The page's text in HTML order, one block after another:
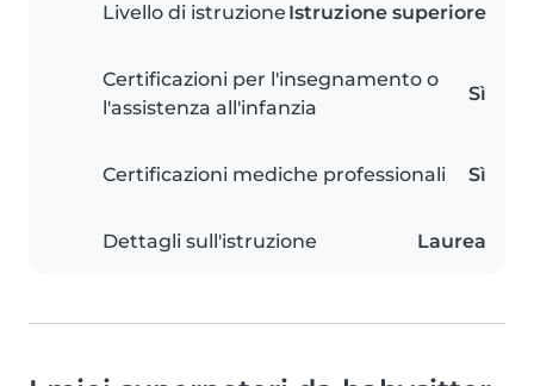
Livello di istruzione Istruzione superiore
Certificazioni per l'insegnamento o
l'assistenza all'infanzia
Sì
Certificazioni mediche professionali Sì
Dettagli sull'istruzione Laurea